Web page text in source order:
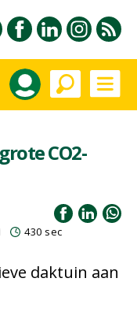
CO2-
430 sec
daktuin aan